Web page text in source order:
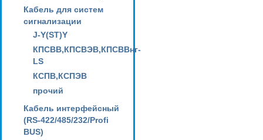
Кабель для систем
сигнализации
J-Y(ST)Y
КПСВВ,КПСВЭВ,КПСВВнг-
LS
КСПВ,КСПЭВ
прочий
Кабель интерфейсный
(RS-422/485/232/Profi
BUS)